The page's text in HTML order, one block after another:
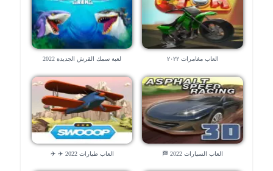
العاب مغامرات ٢٠٢٢ لعبة سمك القرش الجديدة 2022
العاب السيارات 2022 🏁 العاب طيارات 2022 ✈️ ✈️